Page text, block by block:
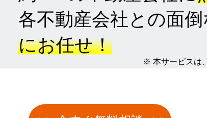
各不動産会社との面
にお任せ！
※ 本サービスは